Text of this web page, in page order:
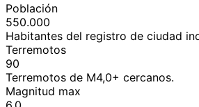
Población
550.000
Habitantes del registro de ciudad
Terremotos
90
Terremotos de M4,0+ cercanos.
Magnitud max